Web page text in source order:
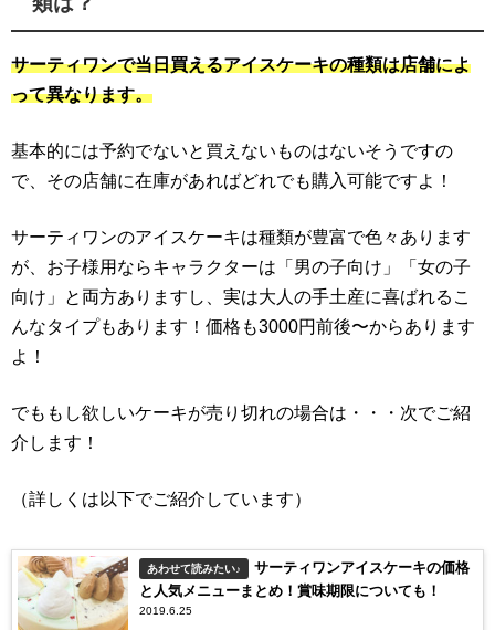
サーティワンで当日買えるアイスケーキの種類は店舗によ
って異なります。
基本的には予約でないと買えないものはないそうですの
で、その店舗に在庫があればどれでも購入可能ですよ！
サーティワンのアイスケーキは種類が豊富で色々あります
が、お子様用ならキャラクターは「男の子向け」「女の子
向け」と両方ありますし、実は大人の手土産に喜ばれるこ
んなタイプもあります！価格も3000円前後〜からあります
よ！
でももし欲しいケーキが売り切れの場合は・・・次でご紹
介します！
（詳しくは以下でご紹介しています）
あわせて読みたい♪
サーティワンアイスケーキの価格
と人気メニューまとめ！賞味期限についても！
2019.6.25